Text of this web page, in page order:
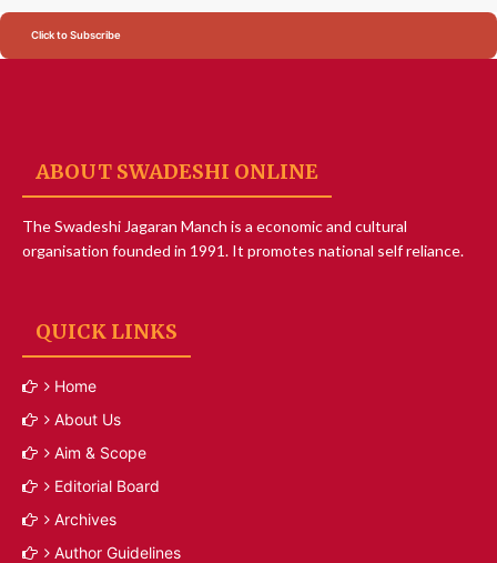
Click to Subscribe
ABOUT SWADESHI ONLINE
The Swadeshi Jagaran Manch is a economic and cultural
organisation founded in 1991. It promotes national self reliance.
QUICK LINKS
Home
About Us
Aim & Scope
Editorial Board
Archives
Author Guidelines